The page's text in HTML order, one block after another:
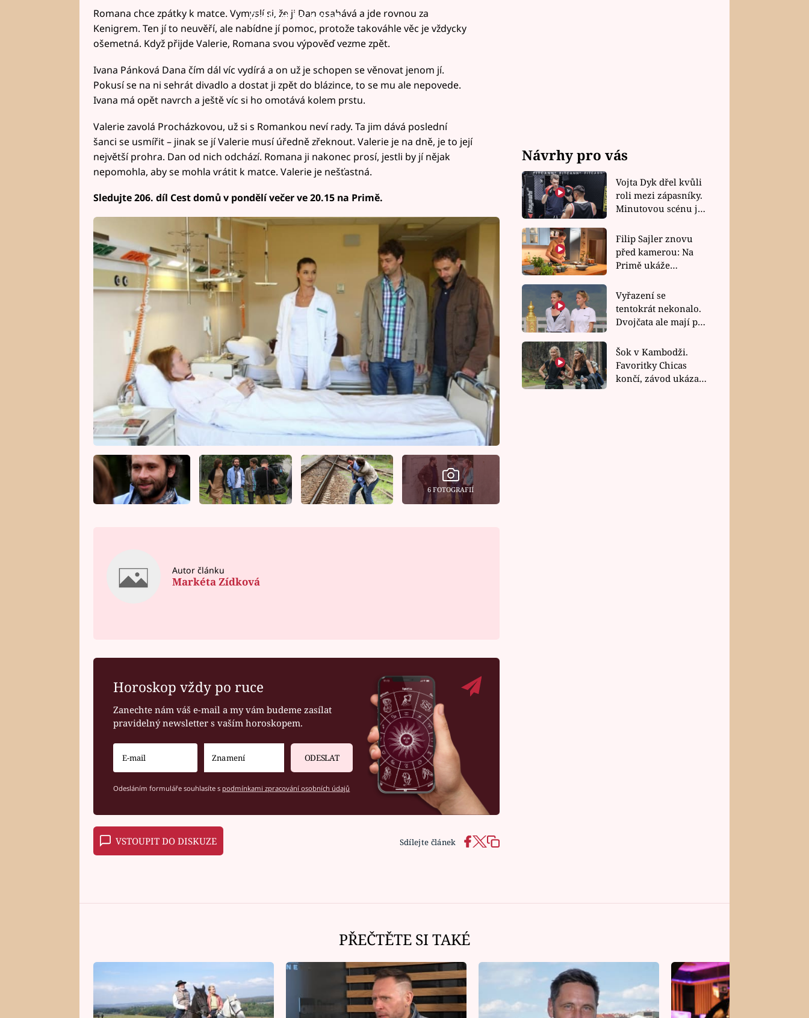
Failed to fetch
Romana chce zpátky k matce. Vymyslí si, že ji Dan osahává a jde rovnou za
Kenigrem. Ten jí to neuvěří, ale nabídne jí pomoc, protože takováhle věc je vždycky
ošemetná. Když přijde Valerie, Romana svou výpověď vezme zpět.
Ivana Pánková Dana čím dál víc vydírá a on už je schopen se věnovat jenom jí.
Pokusí se na ni sehrát divadlo a dostat ji zpět do blázince, to se mu ale nepovede.
Ivana má opět navrch a ještě víc si ho omotává kolem prstu.
Valerie zavolá Procházkovou, už si s Romankou neví rady. Ta jim dává poslední
šanci se usmířit – jinak se jí Valerie musí úředně zřeknout. Valerie je na dně, je to její
největší prohra. Dan od nich odchází. Romana ji nakonec prosí, jestli by jí nějak
nepomohla, aby se mohla vrátit k matce. Valerie je nešťastná.
Sledujte 206. díl Cest domů v pondělí večer ve 20.15 na Primě.
6 FOTOGRAFIÍ
Autor článku
Markéta Zídková
Horoskop vždy po ruce
Zanechte nám váš e-mail a my vám budeme zasílat
pravidelný newsletter s vaším horoskopem.
ODESLAT
Odesláním formuláře souhlasíte s podmínkami zpracování osobních údajů
VSTOUPIT DO DISKUZE Sdílejte článek
Návrhy pro vás
Vojta Dyk dřel kvůli
roli mezi zápasníky.
Minutovou scénu jel
Filip Sajler znovu
před kamerou: Na
Primě ukáže
rychlé recepty
Vyřazení se
tentokrát nekonalo.
Dvojčata ale mají po
závodu nůž na krku
Šok v Kambodži.
Favoritky Chicas
končí, závod ukázal
PŘEČTĚTE SI TAKÉ